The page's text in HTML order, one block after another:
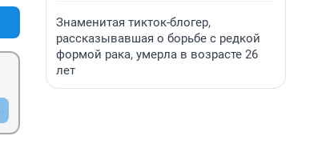
Знаменитая тикток-блогер,
рассказывавшая о борьбе с редкой
формой рака, умерла в возрасте 26
лет